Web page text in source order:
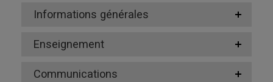
Informations générales
Enseignement
Communications